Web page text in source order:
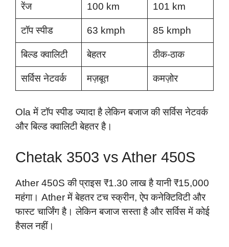
रेंज 100 km 101 km
टॉप स्पीड 63 kmph 85 kmph
बिल्ड क्वालिटी बेहतर ठीक-ठाक
सर्विस नेटवर्क मज़बूत कमज़ोर
Ola में टॉप स्पीड ज्यादा है लेकिन बजाज की सर्विस नेटवर्क
और बिल्ड क्वालिटी बेहतर है।
Chetak 3503 vs Ather 450S
Ather 450S की प्राइस ₹1.30 लाख है यानी ₹15,000
महंगा। Ather में बेहतर टच स्क्रीन, ऐप कनेक्टिविटी और
फास्ट चार्जिंग है। लेकिन बजाज सस्ता है और सर्विस में कोई
हैसल नहीं।